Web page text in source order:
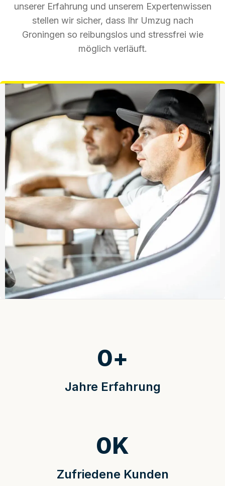
unserer Erfahrung und unserem Expertenwissen
stellen wir sicher, dass Ihr Umzug nach
Groningen so reibungslos und stressfrei wie
möglich verläuft.
Jahre Erfahrung
0+
Zufriedene Kunden
0K